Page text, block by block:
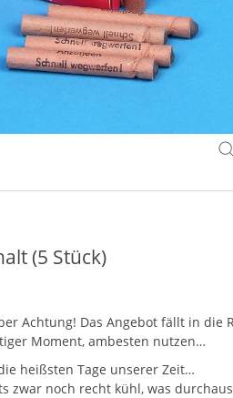
(5 Stück)
Achtung! Das Angebot fällt in
Moment, ambesten nutzen…
heißsten Tage unserer Zeit…
zwar noch recht kühl, was